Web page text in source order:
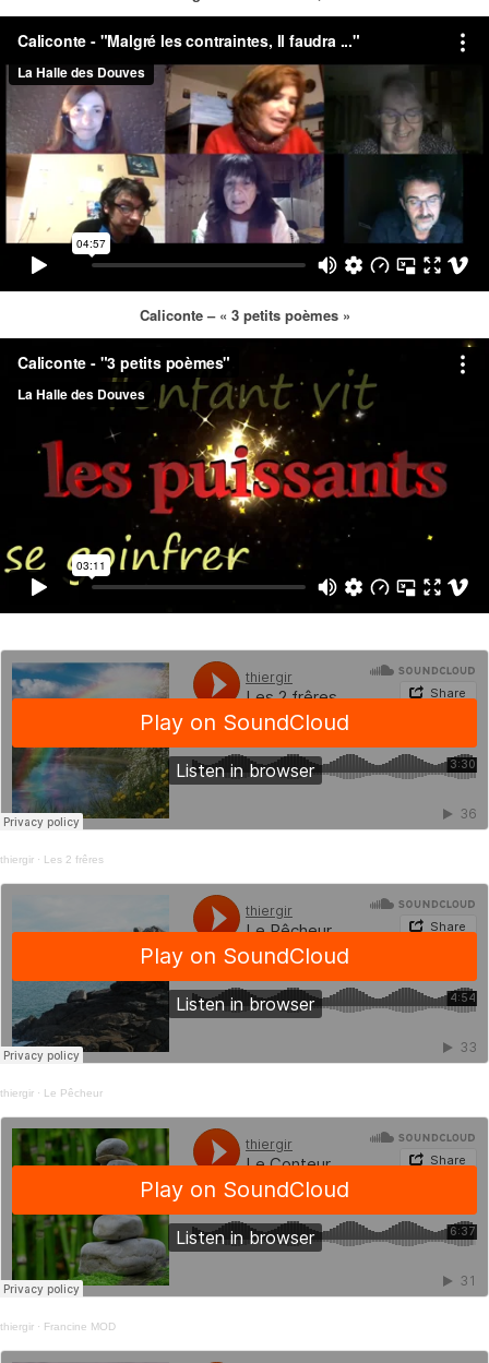
Caliconte – « 3 petits poèmes »
thiergir · Les 2 frêres
thiergir · Le Pêcheur
thiergir · Francine MOD